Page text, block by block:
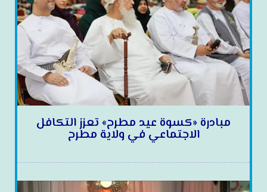
مبادرة «كسوة عيد مطرح» تعزز التكافل
الاجتماعي في ولاية مطرح